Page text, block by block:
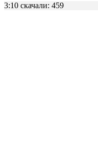
3:10 скачали: 459